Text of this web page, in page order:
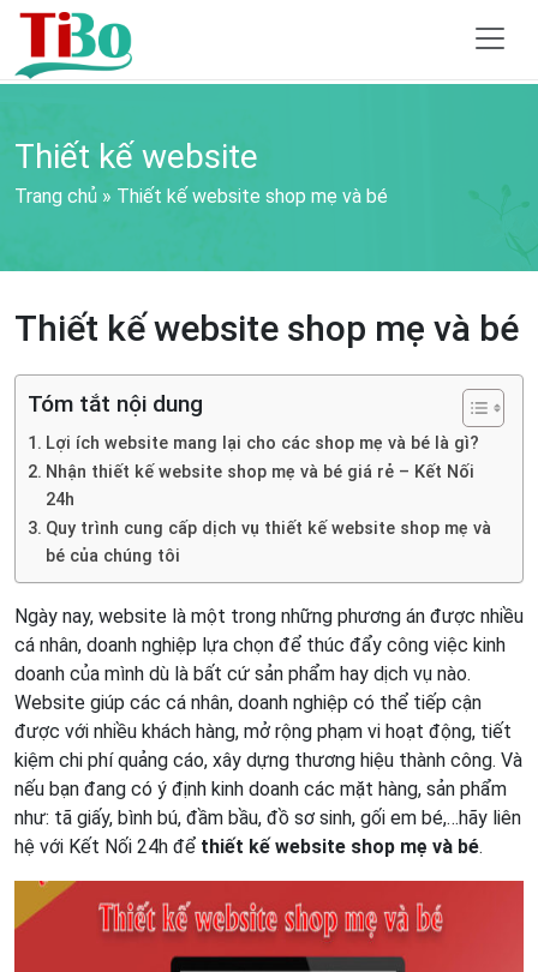
Thiết kế website
Trang chủ » Thiết kế website shop mẹ và bé
Thiết kế website shop mẹ và bé
Tóm tắt nội dung
Lợi ích website mang lại cho các shop mẹ và bé là gì?
Nhận thiết kế website shop mẹ và bé giá rẻ – Kết Nối
24h
Quy trình cung cấp dịch vụ thiết kế website shop mẹ và
bé của chúng tôi
Ngày nay, website là một trong những phương án được nhiều
cá nhân, doanh nghiệp lựa chọn để thúc đẩy công việc kinh
doanh của mình dù là bất cứ sản phẩm hay dịch vụ nào.
Website giúp các cá nhân, doanh nghiệp có thể tiếp cận
được với nhiều khách hàng, mở rộng phạm vi hoạt động, tiết
kiệm chi phí quảng cáo, xây dựng thương hiệu thành công. Và
nếu bạn đang có ý định kinh doanh các mặt hàng, sản phẩm
như: tã giấy, bình bú, đầm bầu, đồ sơ sinh, gối em bé,…hãy liên
hệ với Kết Nối 24h để thiết kế website shop mẹ và bé.